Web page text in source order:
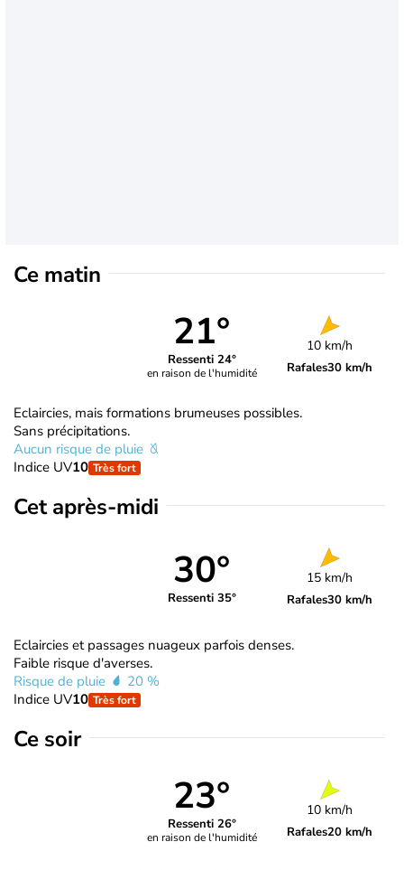
Ce matin
21°
Ressenti 24°
en raison de l'humidité
10 km/h
Rafales30 km/h
Eclaircies, mais formations brumeuses possibles.
Sans précipitations.
Aucun risque de pluie
Indice UV10 Très fort
Cet après-midi
30°
Ressenti 35°
15 km/h
Rafales30 km/h
Eclaircies et passages nuageux parfois denses.
Faible risque d'averses.
Risque de pluie
20 %
Indice UV10 Très fort
Ce soir
23°
Ressenti 26°
en raison de l'humidité
10 km/h
Rafales20 km/h